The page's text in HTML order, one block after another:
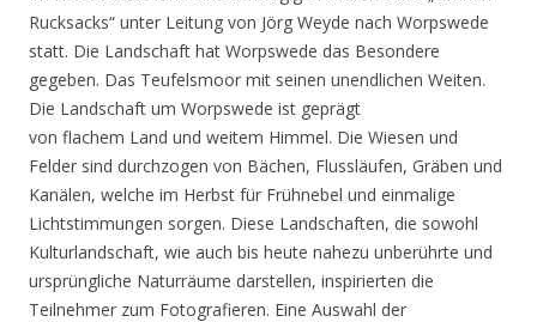
Rucksacks“ unter Leitung von Jörg Weyde nach Worpswede
statt. Die Landschaft hat Worpswede das Besondere
gegeben. Das Teufelsmoor mit seinen unendlichen Weiten.
Die Landschaft um Worpswede ist geprägt
von flachem Land und weitem Himmel. Die Wiesen und
Felder sind durchzogen von Bächen, Flussläufen, Gräben und
Kanälen, welche im Herbst für Frühnebel und einmalige
Lichtstimmungen sorgen. Diese Landschaften, die sowohl
Kulturlandschaft, wie auch bis heute nahezu unberührte und
ursprüngliche Naturräume darstellen, inspirierten die
Teilnehmer zum Fotografieren. Eine Auswahl der